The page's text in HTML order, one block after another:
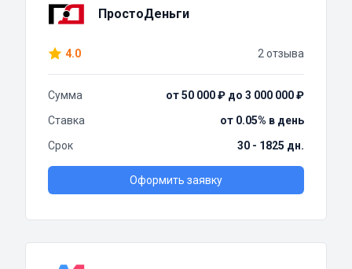
ПростоДеньги
4.0 2 отзыва
Сумма
от 50 000 ₽ до 3 000 000 ₽
Ставка
от 0.05% в день
Срок
30 - 1825 дн.
Оформить заявку